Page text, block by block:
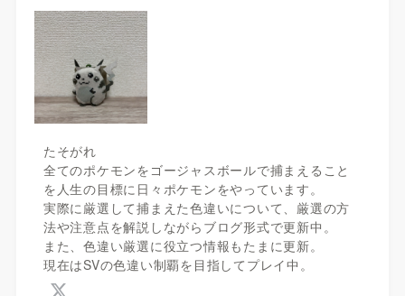
たそがれ
全てのポケモンをゴージャスボールで捕まえること
を人生の目標に日々ポケモンをやっています。
実際に厳選して捕まえた色違いについて、厳選の方
法や注意点を解説しながらブログ形式で更新中。
また、色違い厳選に役立つ情報もたまに更新。
現在はSVの色違い制覇を目指してプレイ中。